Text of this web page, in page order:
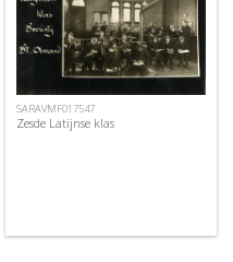
SARAVMF017547
Zesde Latijnse klas